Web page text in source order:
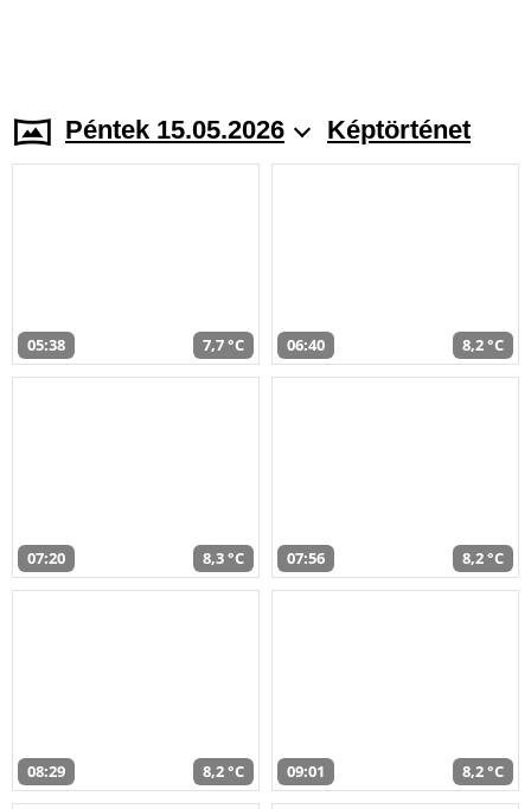
Péntek 15.05.2026 Képtörténet
05:38 7,7 °C 06:40 8,2 °C
07:20 8,3 °C 07:56 8,2 °C
08:29 8,2 °C 09:01 8,2 °C